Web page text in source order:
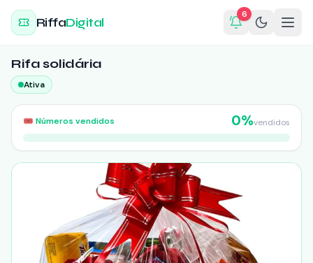
RiffaDigital
6
Rifa solidária
Ativa
🎟️ Números vendidos 0%vendidos